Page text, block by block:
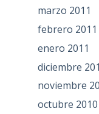
marzo 2011
febrero 2011
enero 2011
diciembre
noviembre
octubre 2010